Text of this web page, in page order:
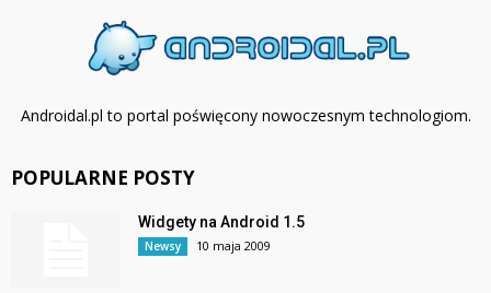
Androidal.pl to portal poświęcony nowoczesnym technologiom.
POPULARNE POSTY
Widgety na Android 1.5
Newsy 10 maja 2009